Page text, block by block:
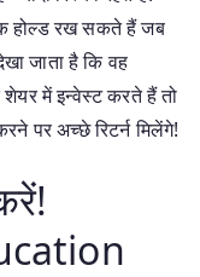
होल्ड रख सकते हैं जब
जाता है कि वह
में इन्वेस्ट करते हैं तो
पर अच्छे रिटर्न मिलेंगे!